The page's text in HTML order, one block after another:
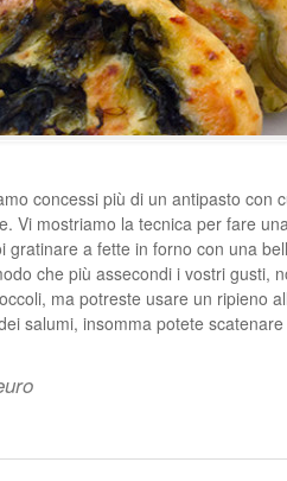
concessi più di un antipasto con
Vi mostriamo la tecnica per fare
a fette in forno con una
che più assecondi i vostri gusti,
ma potreste usare un ripieno
salumi, insomma potete